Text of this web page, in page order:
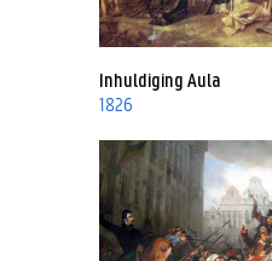
Inhuldiging Aula
1826